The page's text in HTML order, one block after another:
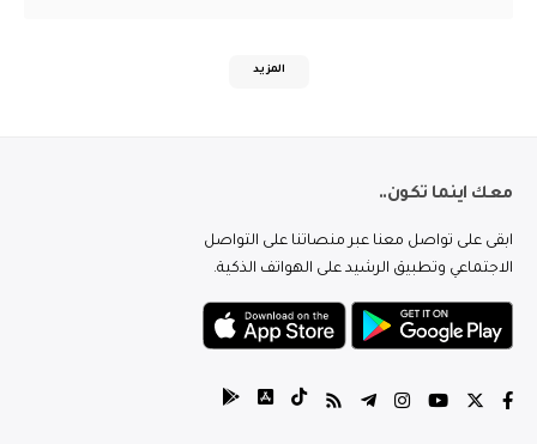
المزيد
معك اينما تكون..
ابقى على تواصل معنا عبر منصاتنا على التواصل
الاجتماعي وتطبيق الرشيد على الهواتف الذكية.